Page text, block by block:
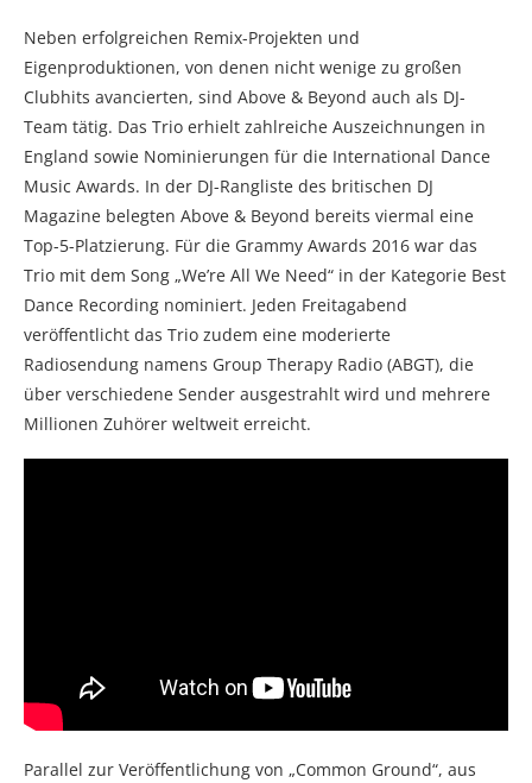
Neben erfolgreichen Remix-Projekten und
Eigenproduktionen, von denen nicht wenige zu großen
Clubhits avancierten, sind Above & Beyond auch als DJ-
Team tätig. Das Trio erhielt zahlreiche Auszeichnungen in
England sowie Nominierungen für die International Dance
Music Awards. In der DJ-Rangliste des britischen DJ
Magazine belegten Above & Beyond bereits viermal eine
Top-5-Platzierung. Für die Grammy Awards 2016 war das
Trio mit dem Song „We’re All We Need“ in der Kategorie Best
Dance Recording nominiert. Jeden Freitagabend
veröffentlicht das Trio zudem eine moderierte
Radiosendung namens Group Therapy Radio (ABGT), die
über verschiedene Sender ausgestrahlt wird und mehrere
Millionen Zuhörer weltweit erreicht.
Parallel zur Veröffentlichung von „Common Ground“, aus